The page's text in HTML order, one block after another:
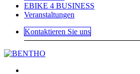
EBIKE 4 BUSINESS
Veranstaltungen
Kontaktieren Sie uns